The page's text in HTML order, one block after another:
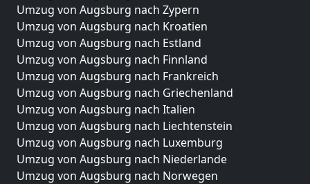
Umzug von Augsburg nach Zypern
Umzug von Augsburg nach Kroatien
Umzug von Augsburg nach Estland
Umzug von Augsburg nach Finnland
Umzug von Augsburg nach Frankreich
Umzug von Augsburg nach Griechenland
Umzug von Augsburg nach Italien
Umzug von Augsburg nach Liechtenstein
Umzug von Augsburg nach Luxemburg
Umzug von Augsburg nach Niederlande
Umzug von Augsburg nach Norwegen